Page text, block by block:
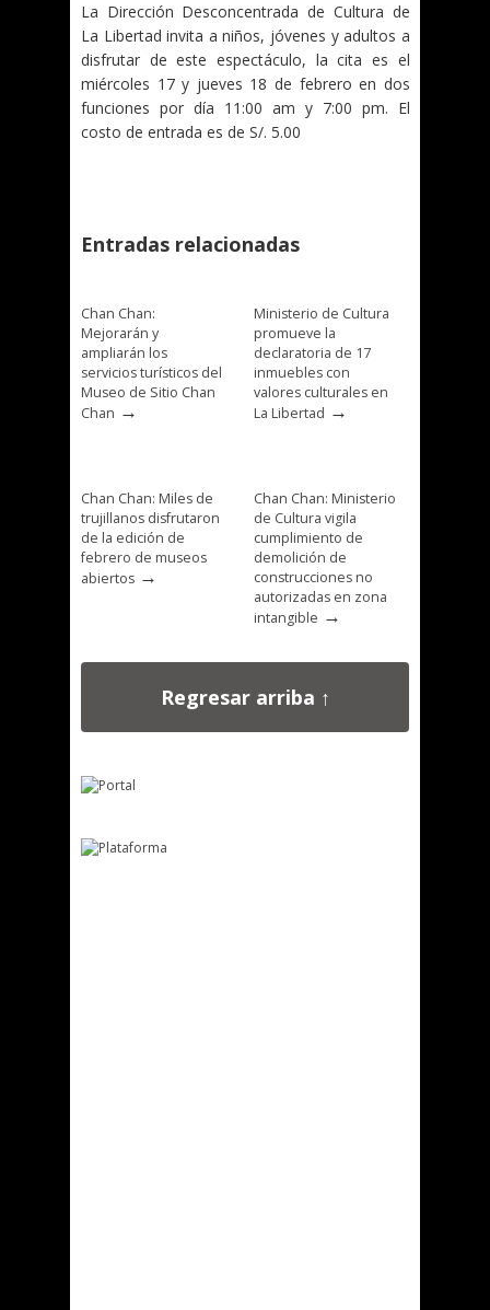
La Dirección Desconcentrada de Cultura de
La Libertad invita a niños, jóvenes y adultos a
disfrutar de este espectáculo, la cita es el
miércoles 17 y jueves 18 de febrero en dos
funciones por día 11:00 am y 7:00 pm. El
costo de entrada es de S/. 5.00
Entradas relacionadas
Chan Chan:
Mejorarán y
ampliarán los
servicios turísticos del
Museo de Sitio Chan
Chan →
Ministerio de Cultura
promueve la
declaratoria de 17
inmuebles con
valores culturales en
La Libertad →
Chan Chan: Miles de
trujillanos disfrutaron
de la edición de
febrero de museos
abiertos →
Chan Chan: Ministerio
de Cultura vigila
cumplimiento de
demolición de
construcciones no
autorizadas en zona
intangible →
Regresar arriba ↑